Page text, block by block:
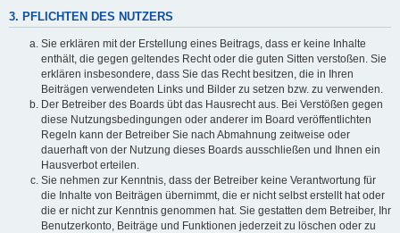
3. PFLICHTEN DES NUTZERS
Sie erklären mit der Erstellung eines Beitrags, dass er keine Inhalte
enthält, die gegen geltendes Recht oder die guten Sitten verstoßen. Sie
erklären insbesondere, dass Sie das Recht besitzen, die in Ihren
Beiträgen verwendeten Links und Bilder zu setzen bzw. zu verwenden.
Der Betreiber des Boards übt das Hausrecht aus. Bei Verstößen gegen
diese Nutzungsbedingungen oder anderer im Board veröffentlichten
Regeln kann der Betreiber Sie nach Abmahnung zeitweise oder
dauerhaft von der Nutzung dieses Boards ausschließen und Ihnen ein
Hausverbot erteilen.
Sie nehmen zur Kenntnis, dass der Betreiber keine Verantwortung für
die Inhalte von Beiträgen übernimmt, die er nicht selbst erstellt hat oder
die er nicht zur Kenntnis genommen hat. Sie gestatten dem Betreiber, Ihr
Benutzerkonto, Beiträge und Funktionen jederzeit zu löschen oder zu